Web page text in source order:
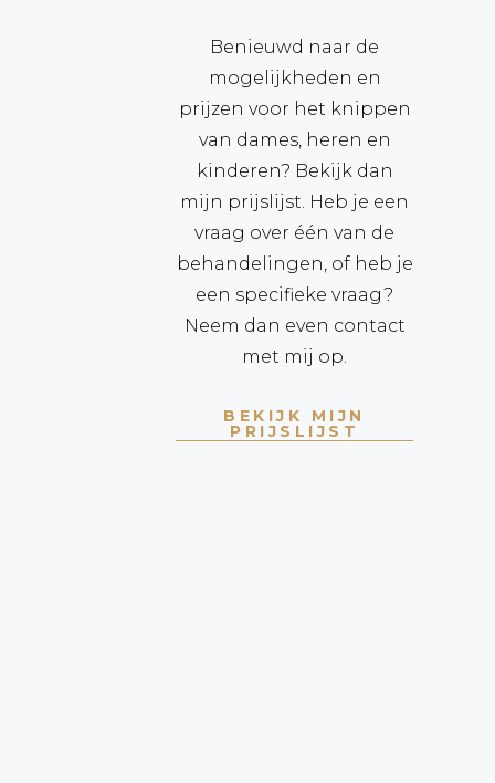
Benieuwd naar de
mogelijkheden en
prijzen voor het knippen
van dames, heren en
kinderen? Bekijk dan
mijn prijslijst. Heb je een
vraag over één van de
behandelingen, of heb je
een specifieke vraag?
Neem dan even contact
met mij op.
BEKIJK MIJN
PRIJSLIJST